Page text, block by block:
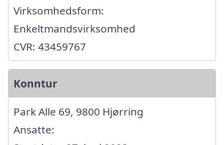
Virksomhedsform:
Enkeltmandsvirksomhed
CVR: 43459767
Konntur
Park Alle 69, 9800 Hjørring
Ansatte: